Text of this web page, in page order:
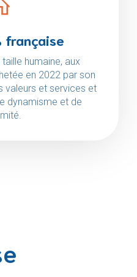
française
humaine, aux
en 2022 par son
valeurs et services et
dynamisme et de